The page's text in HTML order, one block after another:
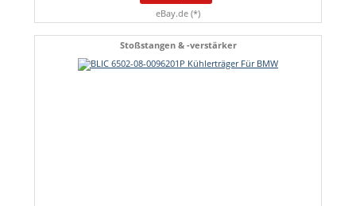
eBay.de (*)
Stoßstangen & -verstärker